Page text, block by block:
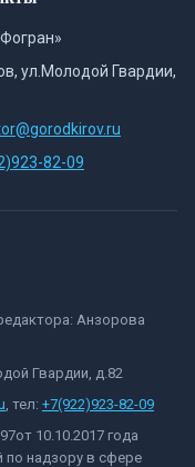
ул.Молодой Гвардии,
82-09
Анзорова
Гвардии, д.82
, тел: +7(922)923-82-09
10.10.2017 года
по надзору в сфере